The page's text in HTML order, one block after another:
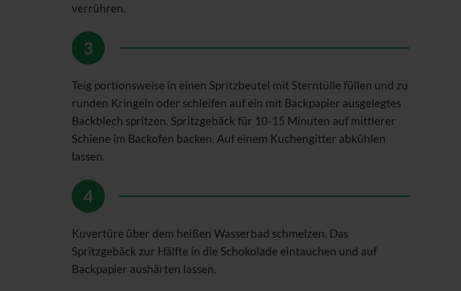
verrühren.
Teig portionsweise in einen Spritzbeutel mit Sterntülle füllen und zu
runden Kringeln oder schleifen auf ein mit Backpapier ausgelegtes
Backblech spritzen. Spritzgebäck für 10-15 Minuten auf mittlerer
Schiene im Backofen backen. Auf einem Kuchengitter abkühlen
lassen.
Kuvertüre über dem heißen Wasserbad schmelzen. Das
Spritzgebäck zur Hälfte in die Schokolade eintauchen und auf
Backpapier aushärten lassen.